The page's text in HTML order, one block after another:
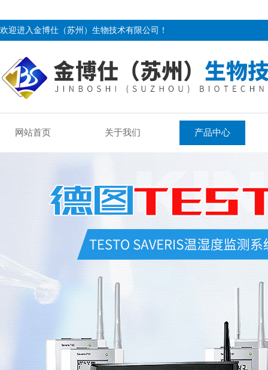
欢迎进入金博仕（苏州）生物技术有限公司！
网站首页 关于我们 产品中心